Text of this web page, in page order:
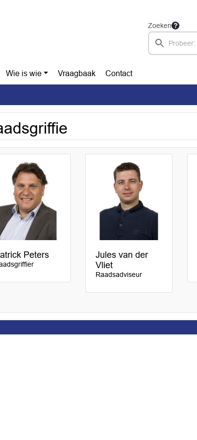
Zoeken
Wie is wie Vraagbaak Contact
Peters
Jules van der
Vliet
Raadsadviseur